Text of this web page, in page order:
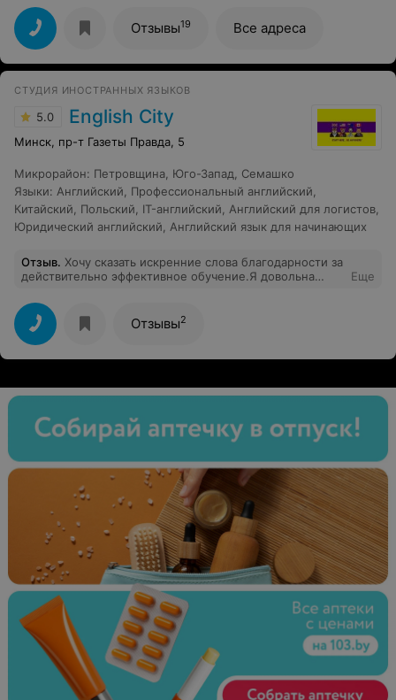
знакомо чувство, когда в школу не хочется даже
ходить, не то чтобы учиться. В этой школе не так!
Корректный подход, занятия веселые и интересные,
дружелюбная обстановка, никаких проволочек с
документами и оплатой. Супер!!!
Отзывы19 Все адреса
СТУДИЯ ИНОСТРАННЫХ ЯЗЫКОВ
5.0 English City
Минск, пр-т Газеты Правда, 5
Микрорайон: Петровщина Юго-Запад
Семашко
Языки: Английский Профессиональный английский
Китайский
Польский IT-английский Английский для логистов
Юридический английский
Английский язык для начинающих
Отзыв. Хочу сказать искренние слова благодарности за
действительно эффективное обучение.Я довольна
Еще
Отзывы2